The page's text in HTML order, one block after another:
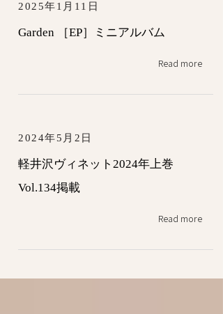
2025年1月11日
Garden ［EP］ミニアルバム
Read more
2024年5月2日
軽井沢ヴィネット2024年上巻
Vol.134掲載
Read more